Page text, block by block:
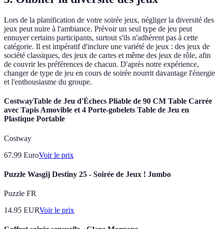
Lors de la planification de votre soirée jeux, négliger la diversité des
jeux peut nuire à l'ambiance. Prévoir un seul type de jeu peut
ennuyer certains participants, surtout s'ils n'adhèrent pas à cette
catégorie. Il est impératif d'inclure une variété de jeux : des jeux de
société classiques, des jeux de cartes et même des jeux de rôle, afin
de couvrir les préférences de chacun. D'après notre expérience,
changer de type de jeu en cours de soirée nourrit davantage l'énergie
et l'enthousiasme du groupe.
CostwayTable de Jeu d'Échecs Pliable de 90 CM Table Carrée
avec Tapis Amovible et 4 Porte-gobelets Table de Jeu en
Plastique Portable
Costway
67.99 EuroVoir le prix
Puzzle Wasgij Destiny 25 - Soirée de Jeux ! Jumbo
Puzzle FR
14.95 EURVoir le prix